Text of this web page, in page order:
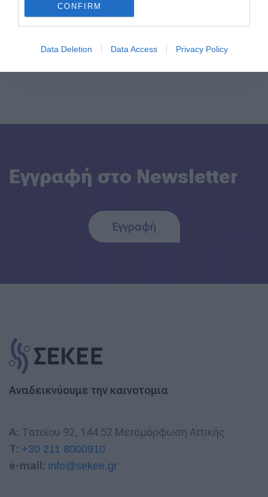
CONFIRM
Data Deletion Data Access Privacy Policy
Conference
Εγγραφή στο Newsletter
Εγγραφή
Αναδεικνύουμε την καινοτομια
A: Τατοϊου 92, 144 52 Μεταμόρφωση Αττικής
T: +30 211 8000910
e-mail: info@sekee.gr